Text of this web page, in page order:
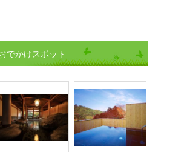
でかけスポット